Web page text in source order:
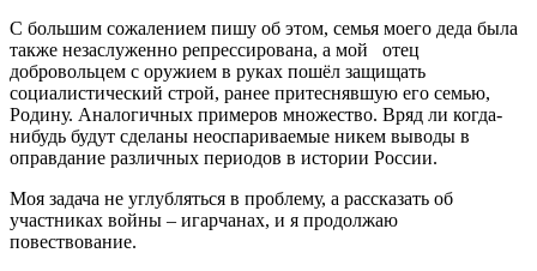
С большим сожалением пишу об этом, семья моего деда была
также незаслуженно репрессирована, а мой отец
добровольцем с оружием в руках пошёл защищать
социалистический строй, ранее притеснявшую его семью,
Родину. Аналогичных примеров множество. Вряд ли когда-
нибудь будут сделаны неоспариваемые никем выводы в
оправдание различных периодов в истории России.
Моя задача не углубляться в проблему, а рассказать об
участниках войны – игарчанах, и я продолжаю
повествование.